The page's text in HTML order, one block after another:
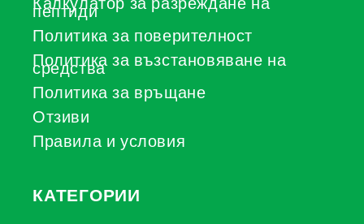
пептиди
Политика за поверителност
Политика за възстановяване на
средства
Политика за връщане
Отзиви
Правила и условия
КАТЕГОРИИ